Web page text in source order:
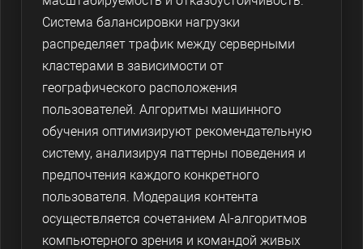
Система балансировки нагрузки
распределяет трафик между серверными
кластерами в зависимости от
географического расположения
пользователей. Алгоритмы машинного
обучения оптимизируют рекомендательную
систему, анализируя паттерны поведения и
предпочтения каждого конкретного
пользователя. Модерация контента
осуществляется сочетанием AI-алгоритмов
компьютерного зрения и командой живых